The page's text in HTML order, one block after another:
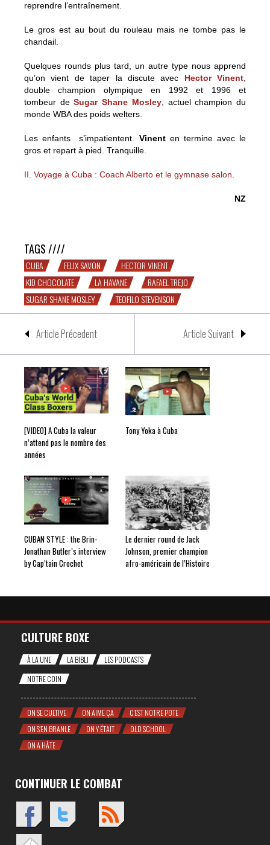
reprendre l’entraînement.
Le gros est au bout du rouleau mais ne tombe pas le
chandail.
Quelques rounds plus tard, un autre type nous apprend
qu’on vient de taper la discute avec Hector Vinent,
double champion olympique en 1992 et 1996 et
tombeur deSugar Shane Mosley, actuel champion du
monde WBA des poids welters.
Les enfants s’impatientent. Vinenten termine avec le
gros et repart à pied. Tranquille.
II. Voyage à Cuba : Coach Alberto et le gymnase salon.
NZ
TAGS ////
CUBA FELIX SAVON
HECTOR VINENT
KID CHOCOLATE
LA HAVANE
RAFAEL TREJO
SUGAR SHANE MOSLEY
TEOFILO STEVENSON
Article Précedent Article Suivant
[VIDEO] A Cuba la valeur
n’attend pas le nombre des
années
Tony Yoka à Cuba
CUBAN STYLE : the Brin-
Jonathan Butler’s interview
by Cap’tain Crochet
Le dernier round de Jack
Johnson, premier champion
afro-américain de l’Histoire
CULTURE BOXE
À LA UNE LA BIBLI
LES PODCASTS
NOTRE COIN
ON SE CULTIVE ON AIME ÇA
C'EST NOTRE POTE
ON S'EN BRANLE
ON Y ÉTAIT
OLD SCHOOL
ON A HÂTE
CONTINUER LE COMBAT